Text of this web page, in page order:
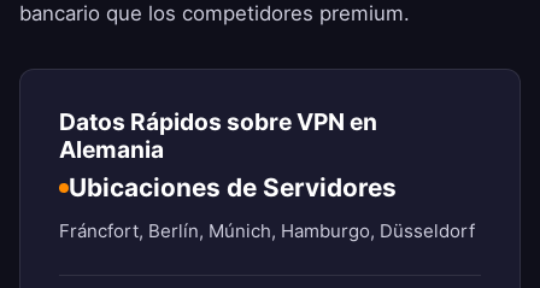
bancario que los competidores premium.
Datos Rápidos sobre VPN en
Alemania
Ubicaciones de Servidores
Fráncfort, Berlín, Múnich, Hamburgo, Düsseldorf